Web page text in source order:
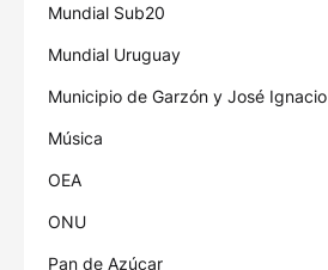
Mundial Sub20
Mundial Uruguay
Municipio de Garzón y José Ignacio
Música
OEA
ONU
Pan de Azúcar